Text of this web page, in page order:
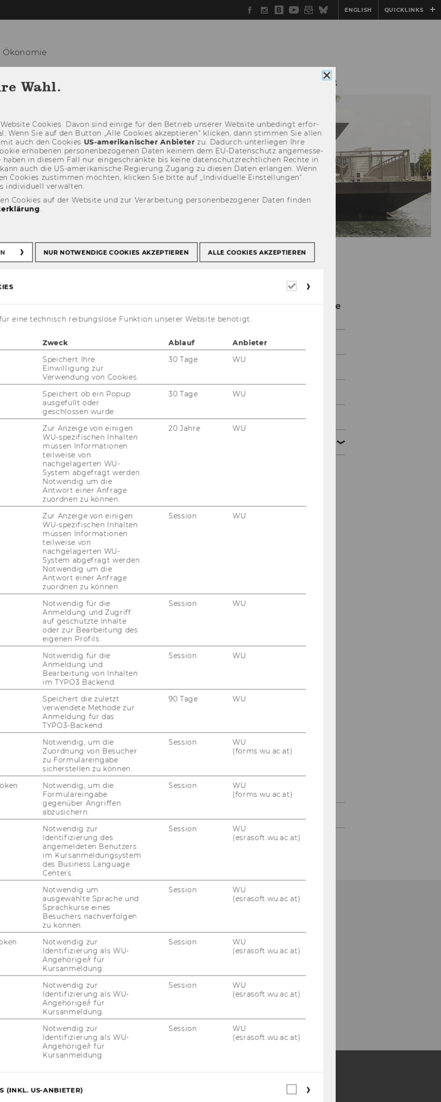
Facebook
Instagram
WU
Blog
YouTube
Newsletter
BlueskyENGLISH QUICKLINKS
Ökonomie
LEHRE
Kless
Zukunftsfähiges Wirtschaften:
und Anwendung
valentin.kless@wu.ac.at
Tutor am In­sti­tut für In­ter­na­tio­na­le Po­li­ti­
Im Rah­men der Lehr­ver­an­stal­tung „Zu­
und An­wen­dung“ un­ter­stützt er
or­ga­ni­siert Re­pe­ti­to­ri­en und ar­bei­tet
in­no­va­ti­ver Lehr­for­ma­te. Au­ßer­dem
und So­zi­al­wis­sen­schaf­ten mit dem
and Po­li­tics sowie einer Spe­zia­li­
ab­sol­vier­te er ein Se­mes­ter an der
Frei­zeit ist er sport­lich aktiv, kocht
Kul­tu­ren.
Institut für
Internationale
Politische Ökonomie
Aktuelles
Lehre
Third Mission
Elizaveta Gavrikova
Eslamipanah
Moritz Groll
Ehemalige
Ökonomie
Cookie
Consent
schließen
Wahl.
Coo­kies. Davon sind ei­ni­ge für den Be­trieb un­se­rer Web­site un­be­dingt er­for­
Wenn Sie auf den But­ton „Alle Coo­kies ak­zep­tie­ren“ kli­cken, dann stim­men Sie allen
auch den Coo­kies US-​amerikanischer An­bie­terzu. Da­durch un­ter­lie­gen Ihre
er­ho­be­nen per­so­nen­be­zo­ge­nen Daten kei­nem dem EU-​Datenschutz an­ge­mes­se­
haben in die­sem Fall nur ein­ge­schränk­te bis keine da­ten­schutz­recht­li­chen Rech­te in
auch die US-​amerikanische Re­gie­rung Zu­gang zu die­sen Daten er­lan­gen. Wenn
Coo­kies zu­stim­men möch­ten, kli­cken Sie bitte auf „In­di­vi­du­el­le Ein­stel­lun­gen“.
in­di­vi­du­ell ver­wal­ten.
Cookies auf der Website und zur Verarbeitung personenbezogener Daten finden
.
NUR NOTWENDIGE COOKIES AKZEPTIEREN ALLE COOKIES AKZEPTIEREN
Erforderliche
eine technisch reibungslose Funktion unserer Website benötigt.
Zweck Ablauf
Anbieter
Speichert Ihre
Einwilligung zur
Verwendung von Cookies.
30 Tage WU
Speichert ob ein Popup
ausgefüllt oder
geschlossen wurde.
30 Tage WU
Zur Anzeige von einigen
WU-spezifischen Inhalten
müssen Informationen
teilweise von
nachgelagerten WU-
System abgefragt werden.
Notwendig um die
Antwort einer Anfrage
zuordnen zu können.
20 Jahre WU
Zur Anzeige von einigen
WU-spezifischen Inhalten
müssen Informationen
teilweise von
nachgelagerten WU-
System abgefragt werden.
Notwendig um die
Antwort einer Anfrage
zuordnen zu können.
Session WU
Notwendig für die
Anmeldung und Zugriff
auf geschützte Inhalte
oder zur Bearbeitung des
eigenen Profils.
Session WU
Notwendig für die
Anmeldung und
Bearbeitung von Inhalten
im TYPO3 Backend.
Session WU
Speichert die zuletzt
verwendete Methode zur
Anmeldung für das
TYPO3-Backend.
90 Tage WU
Notwendig, um die
Zuordnung von Besucher
zu Formulareingabe
sicherstellen zu können.
Session
WU
(forms.wu.ac.at)
Notwendig, um die
Formulareingabe
gegenüber Angriffen
abzusichern.
Session
WU
(forms.wu.ac.at)
Notwendig zur
Identifizierung des
angemeldeten Benutzers
im Kursanmeldungsystem
des Business Language
Centers.
Session
WU
(esrasoft.wu.ac.at)
Notwendig um
ausgewählte Sprache und
Sprachkurse eines
Besuchers nachverfolgen
zu können.
Session
WU
(esrasoft.wu.ac.at)
Notwendig zur
Identifizierung als WU-
Angehörige/r für
Kursanmeldung.
Session
WU
(esrasoft.wu.ac.at)
Notwendig zur
Identifizierung als WU-
Angehörige/r für
Kursanmeldung.
Session
WU
(esrasoft.wu.ac.at)
Notwendig zur
Identifizierung als WU-
Angehörige/r für
Kursanmeldung.
Session
WU
(esrasoft.wu.ac.at)
(INKL. US-ANBIETER)
Webstatistik